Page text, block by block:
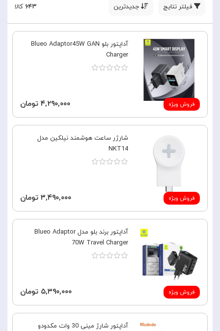
فیلتر نتایج جدیدترین ۶۴۳ کالا
فروش ویژه
آداپتور بلو Blueo Adaptor45W GAN
Charger
۴,۲۹۰,۰۰۰ تومان
فروش ویژه
شارژر ساعت هوشمند نیلکین مدل
NKT14
۳,۴۹۰,۰۰۰ تومان
فروش ویژه
آداپتور برند بلو مدل Blueo Adaptor
70W Travel Charger
۵,۳۹۰,۰۰۰ تومان
آداپتور شارژ مینی 30 وات مکدودو